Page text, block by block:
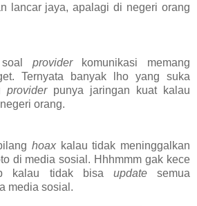
lancar jaya, apalagi di negeri orang
soal provider
komunikasi memang
Ternyata banyak lho yang suka
provider punya jaringan kuat kalau
orang.
hoax kalau tidak meninggalkan
di media sosial. Hhhmmm gak kece
kalau tidak bisa updatesemua
media sosial.